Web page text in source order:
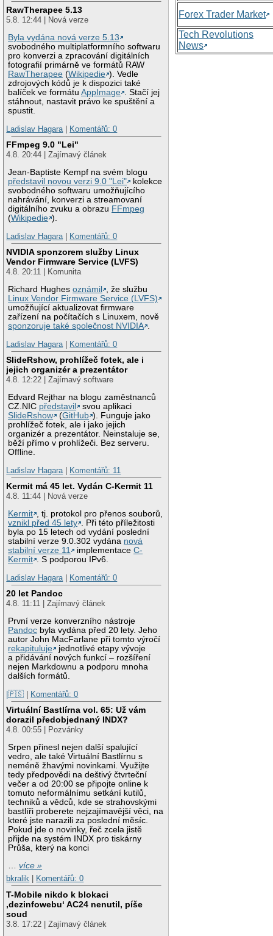
RawTherapee 5.13
5.8. 12:44 | Nová verze
Byla vydána nová verze 5.13
svobodného multiplatformního softwaru
pro konverzi a zpracování digitálních
fotografií primárně ve formátů RAW
RawTherapee (Wikipedie ). Vedle
zdrojových kódů je k dispozici také
balíček ve formátuAppImage . Stačí jej
stáhnout, nastavit právo ke spuštění a
spustit.
Ladislav Hagara
Komentářů: 0
FFmpeg 9.0 "Lei"
4.8. 20:44 | Zajímavý článek
Jean-Baptiste Kempf na svém blogu
představil novou verzi 9.0 "Lei"
kolekce
svobodného softwaru umožňujícího
nahrávání, konverzi a streamovaní
digitálního zvuku a obrazu FFmpeg
(Wikipedie ).
Ladislav Hagara
Komentářů: 0
NVIDIA sponzorem služby Linux
Vendor Firmware Service (LVFS)
4.8. 20:11 | Komunita
Richard Hughesoznámil
, že službu
Linux Vendor Firmware Service (LVFS)
umožňující aktualizovat firmware
zařízení na počítačích s Linuxem, nově
sponzoruje také společnost NVIDIA .
Ladislav Hagara | Komentářů: 0
SlideRshow, prohlížeč fotek, ale i
jejich organizér a prezentátor
4.8. 12:22 | Zajímavý software
Edvard Rejthar na blogu zaměstnanců
CZ.NIC představil
svou aplikaci
SlideRshow
(GitHub ). Funguje jako
prohlížeč fotek, ale i jako jejich
organizér a prezentátor. Neinstaluje se,
běží přímo v prohlížeči. Bez serveru.
Offline.
Ladislav Hagara | Komentářů: 11
Kermit má 45 let. Vydán C-Kermit 11
4.8. 11:44 | Nová verze
Kermit , tj. protokol pro přenos souborů,
vznikl před 45 lety . Při této příležitosti
byla po 15 letech od vydání poslední
stabilní verze 9.0.302 vydána nová
stabilní verze 11
implementaceC-
Kermit . S podporou IPv6.
Ladislav Hagara | Komentářů: 0
20 let Pandoc
4.8. 11:11 | Zajímavý článek
První verze konverzního nástroje
Pandoc byla vydána před 20 lety. Jeho
autor John MacFarlane při tomto výročí
rekapituluje
jednotlivé etapy vývoje
a přidávání nových funkcí – rozšíření
nejen Markdownu a podporu mnoha
dalších formátů.
|🇵🇸 | Komentářů: 0
Virtuální Bastlírna vol. 65: Už vám
dorazil předobjednaný INDX?
4.8. 00:55 | Pozvánky
Srpen přinesl nejen další spalující
vedro, ale také Virtuální Bastlírnu s
neméně žhavými novinkami. Využijte
tedy předpovědi na deštivý čtvrteční
večer a od 20:00 se připojte online k
tomuto neformálnímu setkání kutilů,
techniků a vědců, kde se strahovskými
bastlíři proberete nejzajímavější věci, na
které jste narazili za poslední měsíc.
Pokud jde o novinky, řeč zcela jistě
přijde na systém INDX pro tiskárny
Průša, který na konci
…více »
bkralik
Komentářů: 0
T-Mobile nikdo k blokaci
‚dezinfowebu‘ AC24 nenutil, píše
soud
3.8. 17:22 | Zajímavý článek
Forex Trader Market
Tech Revolutions
News